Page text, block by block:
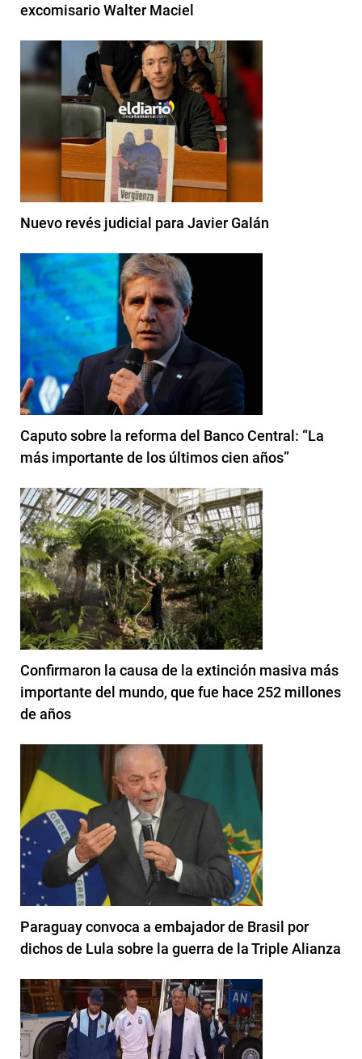
excomisario Walter Maciel
Nuevo revés judicial para Javier Galán
Caputo sobre la reforma del Banco Central: “La
más importante de los últimos cien años”
Confirmaron la causa de la extinción masiva más
importante del mundo, que fue hace 252 millones
de años
Paraguay convoca a embajador de Brasil por
dichos de Lula sobre la guerra de la Triple Alianza